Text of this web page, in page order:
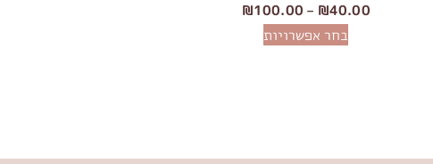
₪40.00
–
₪100.00
בחר אפשרויות